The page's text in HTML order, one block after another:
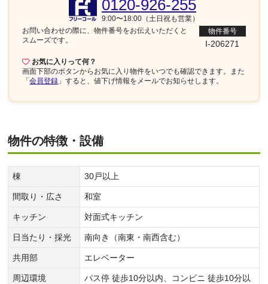
お気に入りって何？
画面下部のボタンからお気に入り物件をいつでも確認できます。また
「会員登録 」すると、値下げ情報をメールでお知らせします。
0120-926-255
9:00〜18:00（土日祝も営業）
お問い合わせの際に、物件番号をお伝えいただくと
スムーズです。
物件番号
I-206271
物件の特徴・設備
棟 30戸以上
間取り・広さ 和室
キッチン 対面式キッチン
日当たり・採光 南向き（南東・南西含む）
共用部 エレベーター
周辺環境
バス停 徒歩10分以内、コンビニ 徒歩10分以